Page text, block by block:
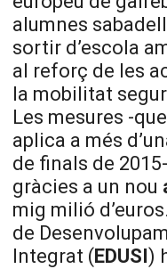
alumnes
sortir d’escola
al reforç de les
la mobilitat
Les mesures -
aplica a més
de finals de
gràcies a un nou
mig milió
de
Integrat (EDUSI)